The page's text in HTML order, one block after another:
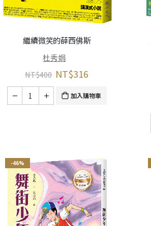
繼續微笑的薛西佛斯
杜秀娟
NT$400 NT$316
加入購物車
-46%